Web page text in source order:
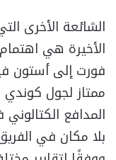
الشائعة الأخرى
الأخيرة هي
فورت إلى أستون
ممتاز لجول
المدافع
بلا مكان في